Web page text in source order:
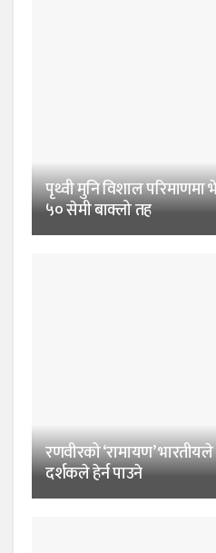
पृथ्वी मुनि विशाल
५० सेमी बाक्लो तह
रणवीरको ‘रामायण’ भारतीयले
दर्शकले हेर्न पाउने